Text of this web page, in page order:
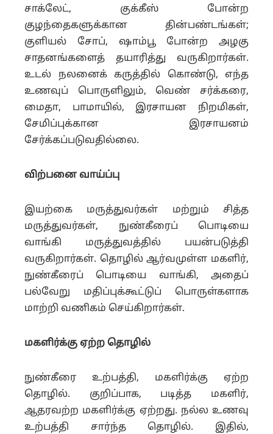
சாக்லேட், குக்கீஸ் போன்ற
குழந்தைகளுக்கான தின்பண்டங்கள்;
குளியல் சோப், ஷாம்பூ போன்ற அழகு
சாதனங்களைத் தயாரித்து வருகிறார்கள்.
உடல் நலனைக் கருத்தில் கொண்டு, எந்த
உணவுப் பொருளிலும், வெண் சர்க்கரை,
மைதா, பாமாயில், இரசாயன நிறமிகள்,
சேமிப்புக்கான இரசாயனம்
சேர்க்கப்படுவதில்லை.
விற்பனை வாய்ப்பு
இயற்கை மருத்துவர்கள் மற்றும் சித்த
மருத்துவர்கள், நுண்கீரைப் பொடியை
வாங்கி மருத்துவத்தில் பயன்படுத்தி
வருகிறார்கள். தொழில் ஆர்வமுள்ள மகளிர்,
நுண்கீரைப் பொடியை வாங்கி, அதைப்
பல்வேறு மதிப்புக்கூட்டுப் பொருள்களாக
மாற்றி வணிகம் செய்கிறார்கள்.
மகளிர்க்கு ஏற்ற தொழில்
நுண்கீரை உற்பத்தி, மகளிர்க்கு ஏற்ற
தொழில். குறிப்பாக, படித்த மகளிர்,
ஆதரவற்ற மகளிர்க்கு ஏற்றது. நல்ல உணவு
உற்பத்தி சார்ந்த தொழில். இதில்,